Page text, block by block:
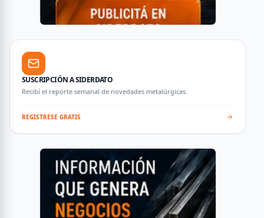
SUSCRIPCIÓN A SIDERDATO
Recibí el reporte semanal de novedades metalúrgicas.
REGISTRESE GRATIS